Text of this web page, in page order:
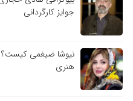
جوایز کارگردانی
نیوشا ضیغمی کیست؟
هنری